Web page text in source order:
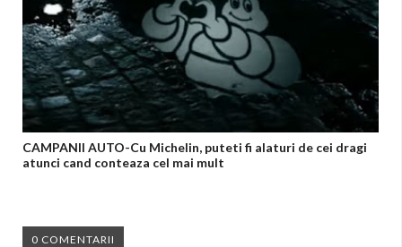
CAMPANII AUTO-Cu Michelin, puteti fi alaturi de cei dragi
atunci cand conteaza cel mai mult
0 COMENTARII